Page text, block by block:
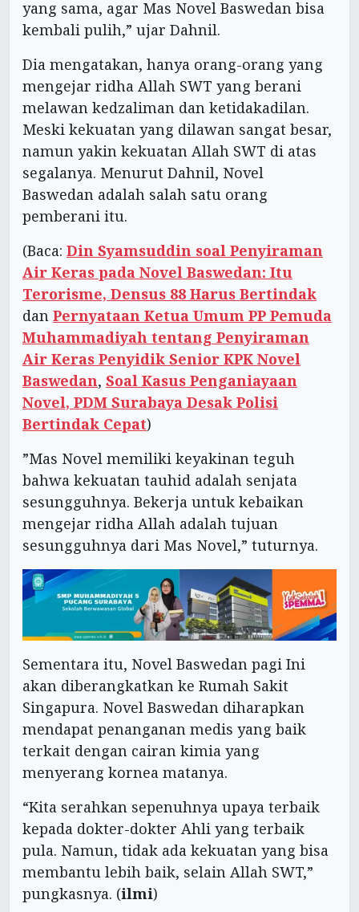
yang sama, agar Mas Novel Baswedan bisa
kembali pulih,” ujar Dahnil.
Dia mengatakan, hanya orang-orang yang
mengejar ridha Allah SWT yang berani
melawan kedzaliman dan ketidakadilan.
Meski kekuatan yang dilawan sangat besar,
namun yakin kekuatan Allah SWT di atas
segalanya. Menurut Dahnil, Novel
Baswedan adalah salah satu orang
pemberani itu.
(Baca: Din Syamsuddin soal Penyiraman
Air Keras pada Novel Baswedan: Itu
Terorisme, Densus 88 Harus Bertindak
dan Pernyataan Ketua Umum PP Pemuda
Muhammadiyah tentang Penyiraman
Air Keras Penyidik Senior KPK Novel
Baswedan, Soal Kasus Penganiayaan
Novel, PDM Surabaya Desak Polisi
Bertindak Cepat)
”Mas Novel memiliki keyakinan teguh
bahwa kekuatan tauhid adalah senjata
sesungguhnya. Bekerja untuk kebaikan
mengejar ridha Allah adalah tujuan
sesungguhnya dari Mas Novel,” tuturnya.
Sementara itu, Novel Baswedan pagi Ini
akan diberangkatkan ke Rumah Sakit
Singapura. Novel Baswedan diharapkan
mendapat penanganan medis yang baik
terkait dengan cairan kimia yang
menyerang kornea matanya.
“Kita serahkan sepenuhnya upaya terbaik
kepada dokter-dokter Ahli yang terbaik
pula. Namun, tidak ada kekuatan yang bisa
membantu lebih baik, selain Allah SWT,”
pungkasnya. (ilmi)